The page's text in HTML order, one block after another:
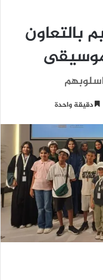
بالتعاون
دقيقة واحدة